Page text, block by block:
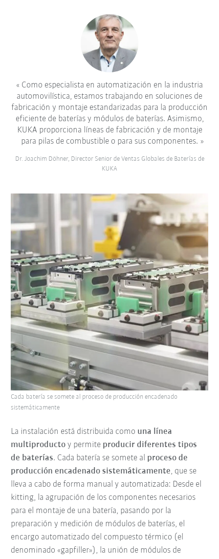
Como especialista en automatización en la industria
automovilística, estamos trabajando en soluciones de
fabricación y montaje estandarizadas para la producción
eficiente de baterías y módulos de baterías. Asimismo,
KUKA proporciona líneas de fabricación y de montaje
para pilas de combustible o para sus componentes.
Dr. Joachim Döhner, Director Senior de Ventas Globales de Baterías de
KUKA
La instalación está distribuida como una línea
multiproducto y permite producir diferentes tipos
de baterías. Cada batería se somete al proceso de
producción encadenado sistemáticamente, que se
lleva a cabo de forma manual y automatizada: Desde el
kitting, la agrupación de los componentes necesarios
para el montaje de una batería, pasando por la
preparación y medición de módulos de baterías, el
encargo automatizado del compuesto térmico (el
denominado «gapfiller»), la unión de módulos de
Cada batería se somete al proceso de producción encadenado
sistemáticamente